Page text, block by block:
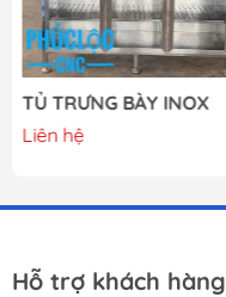
TỦ TRƯNG BÀY INOX
Liên hệ
Hỗ trợ khách hàng